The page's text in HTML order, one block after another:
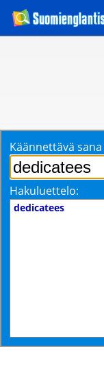
Käännettävä
Hakuluettelo:
dedicatees